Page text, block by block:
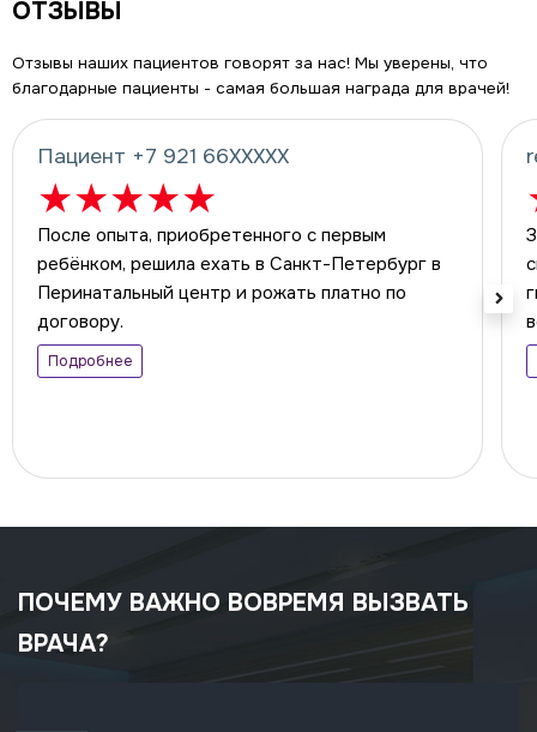
ОТЗЫВЫ
Отзывы наших пациентов говорят за нас! Мы уверены, что
благодарные пациенты - самая большая награда для врачей!
Пациент +7 921 66XXXXX
★★★★★
После опыта, приобретенного с первым
ребёнком, решила ехать в Санкт-Петербург в
Перинатальный центр и рожать платно по
договору.
Подробнее
ПОЧЕМУ ВАЖНО ВОВРЕМЯ ВЫЗВАТЬ
ВРАЧА?